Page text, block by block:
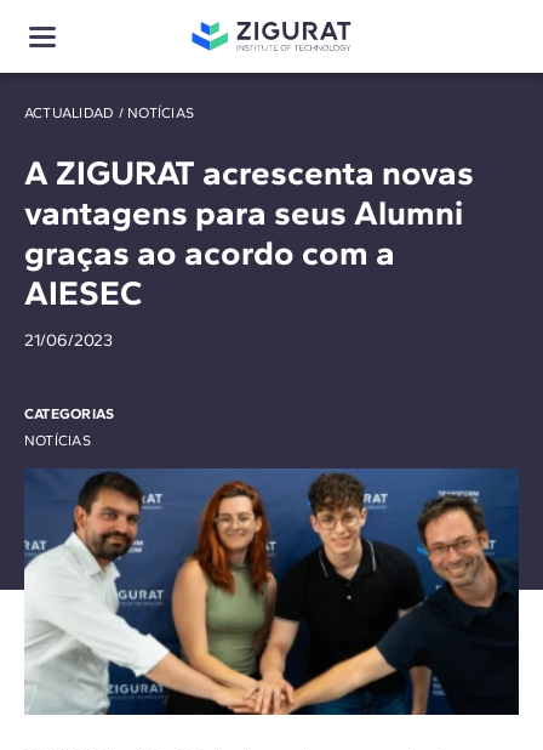
ACTUALIDAD / NOTÍCIAS
A ZIGURAT acrescenta novas
vantagens para seus Alumni
graças ao acordo com a
AIESEC
21/06/2023
CATEGORIAS
NOTÍCIAS